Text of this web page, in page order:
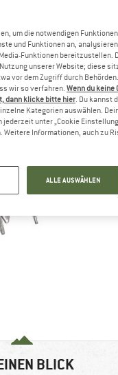
BLICK
um die notwendigen
und Funktionen an,
Funktionen bereitzustellen.
unserer Website; diese
vor dem Zugriff durch
wir so verfahren. Wenn du keine
dann klicke bitte hier. Du kannst
Kategorien auswählen.
unter „Cookie
Informationen, auch zu
ALLE AUSWÄHLEN